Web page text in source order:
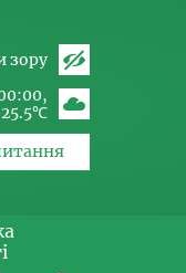
зору